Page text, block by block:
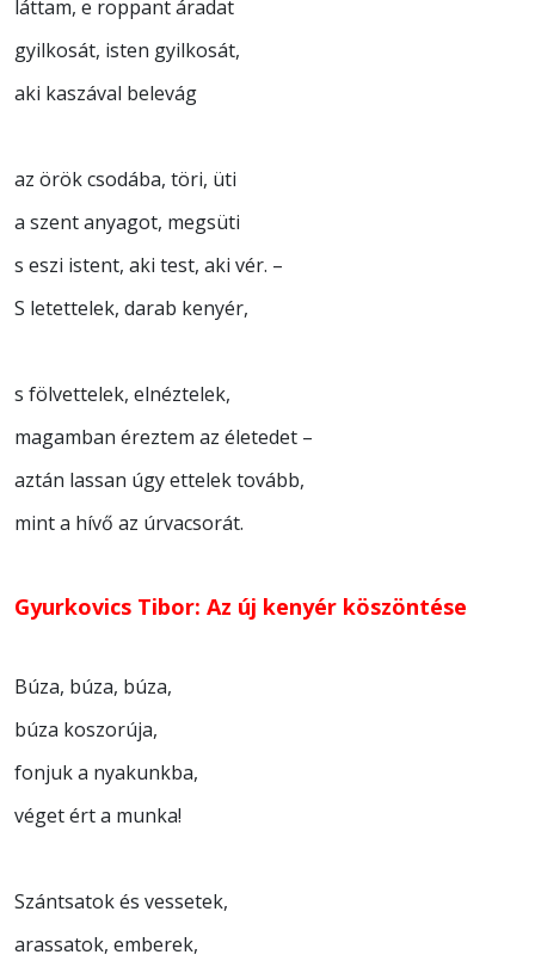
láttam, e roppant áradat
gyilkosát, isten gyilkosát,
aki kaszával belevág
az örök csodába, töri, üti
a szent anyagot, megsüti
s eszi istent, aki test, aki vér. –
S letettelek, darab kenyér,
s fölvettelek, elnéztelek,
magamban éreztem az életedet –
aztán lassan úgy ettelek tovább,
mint a hívő az úrvacsorát.
Gyurkovics Tibor: Az új kenyér köszöntése
Búza, búza, búza,
búza koszorúja,
fonjuk a nyakunkba,
véget ért a munka!
Szántsatok és vessetek,
arassatok, emberek,